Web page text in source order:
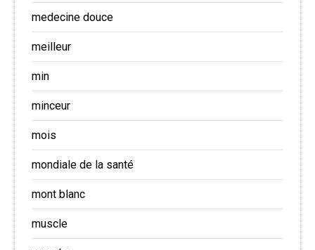
medecine douce
meilleur
min
minceur
mois
mondiale de la santé
mont blanc
muscle